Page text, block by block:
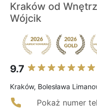
Kraków od
Wójcik
9.7
Kraków, Bolesława
Pokaż numer